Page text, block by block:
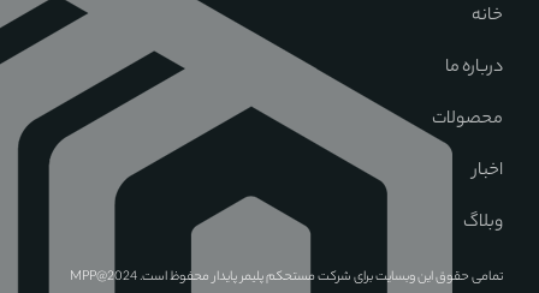
خانه
درباره ما
محصولات
اخبار
وبلاگ
تمامی حقوق این وبسایت برای شرکت مستحکم پلیمر پایدار محفوظ است. MPP@2024